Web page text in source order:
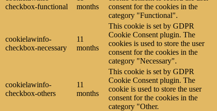
checkbox-functional
months
consent for the cookies in the
category "Functional".
cookielawinfo-
checkbox-necessary
11
months
This cookie is set by GDPR
Cookie Consent plugin. The
cookies is used to store the user
consent for the cookies in the
category "Necessary".
cookielawinfo-
checkbox-others
11
months
This cookie is set by GDPR
Cookie Consent plugin. The
cookie is used to store the user
consent for the cookies in the
category "Other.